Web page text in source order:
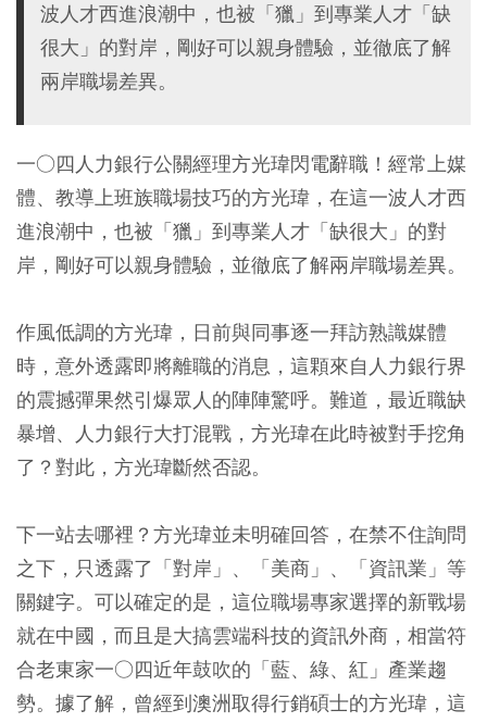
波人才西進浪潮中，也被「獵」到專業人才「缺
很大」的對岸，剛好可以親身體驗，並徹底了解
兩岸職場差異。
一○四人力銀行公關經理方光瑋閃電辭職！經常上媒
體、教導上班族職場技巧的方光瑋，在這一波人才西
進浪潮中，也被「獵」到專業人才「缺很大」的對
岸，剛好可以親身體驗，並徹底了解兩岸職場差異。
作風低調的方光瑋，日前與同事逐一拜訪熟識媒體
時，意外透露即將離職的消息，這顆來自人力銀行界
的震撼彈果然引爆眾人的陣陣驚呼。難道，最近職缺
暴增、人力銀行大打混戰，方光瑋在此時被對手挖角
了？對此，方光瑋斷然否認。
下一站去哪裡？方光瑋並未明確回答，在禁不住詢問
之下，只透露了「對岸」、「美商」、「資訊業」等
關鍵字。可以確定的是，這位職場專家選擇的新戰場
就在中國，而且是大搞雲端科技的資訊外商，相當符
合老東家一○四近年鼓吹的「藍、綠、紅」產業趨
勢。據了解，曾經到澳洲取得行銷碩士的方光瑋，這